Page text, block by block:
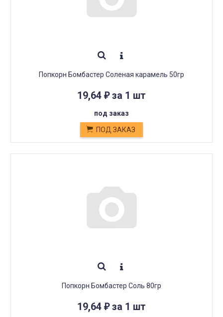
Попкорн Бомбастер Соленая карамель 50гр
19,64 ₽за 1 шт
под заказ
ПОД ЗАКАЗ
Попкорн Бомбастер Соль 80гр
19,64 ₽за 1 шт